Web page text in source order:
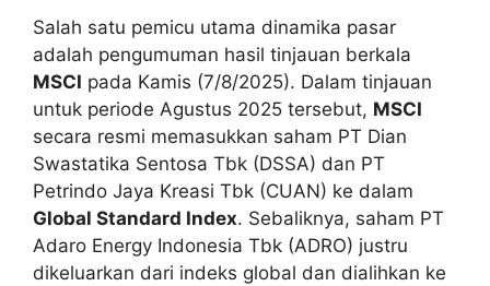
Salah satu pemicu utama dinamika pasar
adalah pengumuman hasil tinjauan berkala
MSCI pada Kamis (7/8/2025). Dalam tinjauan
untuk periode Agustus 2025 tersebut, MSCI
secara resmi memasukkan saham PT Dian
Swastatika Sentosa Tbk (DSSA) dan PT
Petrindo Jaya Kreasi Tbk (CUAN) ke dalam
Global Standard Index. Sebaliknya, saham PT
Adaro Energy Indonesia Tbk (ADRO) justru
dikeluarkan dari indeks global dan dialihkan ke